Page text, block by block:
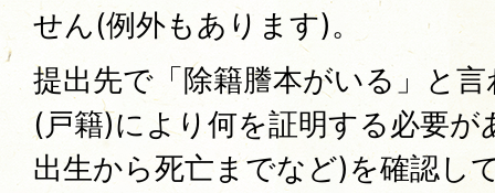
せん(例外もあります)。
提出先で「除籍謄本がいる」と
(戸籍)により何を証明する必要が
出生から死亡までなど)を確認し